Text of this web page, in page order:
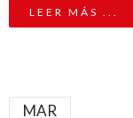
LEER MÁS ...
MAR